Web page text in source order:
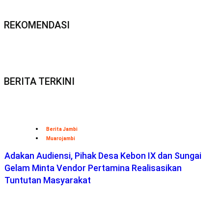
REKOMENDASI
BERITA TERKINI
Berita Jambi
Muarojambi
Adakan Audiensi, Pihak Desa Kebon IX dan Sungai
Gelam Minta Vendor Pertamina Realisasikan
Tuntutan Masyarakat